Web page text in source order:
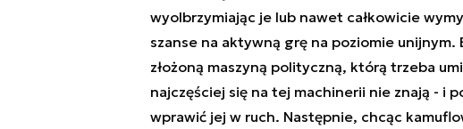
wyolbrzymiając je lub nawet całkowicie
szanse na aktywną grę na poziomie unijnym.
złożoną maszyną polityczną, którą trzeba
najczęściej się na tej machinerii nie znają - i
wprawić jej w ruch. Następnie, chcąc